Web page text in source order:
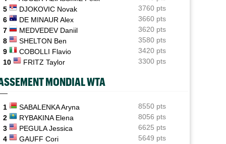
- MONTRÉAL
Monfils répond aux critiques : "Le
est reçu"
ATP - MONTRÉAL
Arthur Fils et Rinderknech ce samedi...
horaires et diffusion TV
ATP / WTA
Tous les résultats du samedi 8 août 2026 et de la nuit
07:35
ATP - Montréal
Joao Fonseca a taquiné Djokovic : "Il dit ça parce qu'il
vieillit"
ATP - Montréal
Alexander Zverev s'est raté : "Le pire match de ma
saison"
08/08
ATP - Blessure
Frances Tiafoe opéré de la main droite après son
abandon
5
DJOKOVIC Novak
3760 pts
6
DE MINAUR Alex
3660 pts
7
MEDVEDEV Daniil
3620 pts
8
SHELTON Ben
3580 pts
9
COBOLLI Flavio
3420 pts
10
FRITZ Taylor 3300 pts
MONDIAL WTA
1 SABALENKA Aryna
8550 pts
2
RYBAKINA Elena
8056 pts
3
PEGULA Jessica
6625 pts
4
GAUFF Cori
5649 pts